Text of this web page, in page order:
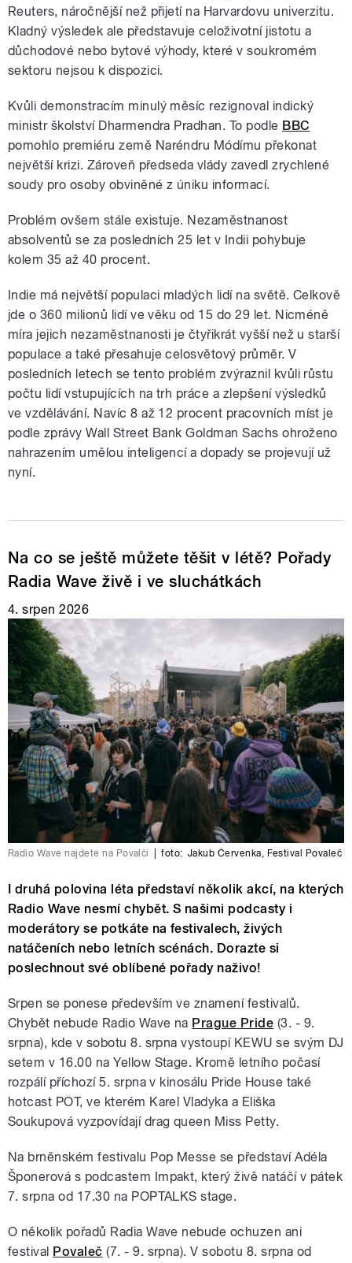
Reuters, náročnější než přijetí na Harvardovu univerzitu.
Kladný výsledek ale představuje celoživotní jistotu a
důchodové nebo bytové výhody, které v soukromém
sektoru nejsou k dispozici.
Kvůli demonstracím minulý měsíc rezignoval indický
ministr školství Dharmendra Pradhan. To podle BBC
pomohlo premiéru země Naréndru Módímu překonat
největší krizi. Zároveň předseda vlády zavedl zrychlené
soudy pro osoby obviněné z úniku informací.
Problém ovšem stále existuje. Nezaměstnanost
absolventů se za posledních 25 let v Indii pohybuje
kolem 35 až 40 procent.
Indie má největší populaci mladých lidí na světě. Celkově
jde o 360 milionů lidí ve věku od 15 do 29 let. Nicméně
míra jejich nezaměstnanosti je čtyřikrát vyšší než u starší
populace a také přesahuje celosvětový průměr. V
posledních letech se tento problém zvýraznil kvůli růstu
počtu lidí vstupujících na trh práce a zlepšení výsledků
ve vzdělávání. Navíc 8 až 12 procent pracovních míst je
podle zprávy Wall Street Bank Goldman Sachs ohroženo
nahrazením umělou inteligencí a dopady se projevují už
nyní.
Na co se ještě můžete těšit v létě? Pořady
Radia Wave živě i ve sluchátkách
4. srpen 2026
Radio Wave najdete na Povalči foto: Jakub Červenka, Festival Povaleč
I druhá polovina léta představí několik akcí, na kterých
Radio Wave nesmí chybět. S našimi podcasty i
moderátory se potkáte na festivalech, živých
natáčeních nebo letních scénách. Dorazte si
poslechnout své oblíbené pořady naživo!
Srpen se ponese především ve znamení festivalů.
Chybět nebude Radio Wave na Prague Pride (3. - 9.
srpna), kde v sobotu 8. srpna vystoupí KEWU se svým DJ
setem v 16.00 na Yellow Stage. Kromě letního počasí
rozpálí příchozí 5. srpna v kinosálu Pride House také
hotcast POT, ve kterém Karel Vladyka a Eliška
Soukupová vyzpovídají drag queen Miss Petty.
Na brněnském festivalu Pop Messe se představí Adéla
Šponerová s podcastem Impakt, který živě natáčí v pátek
7. srpna od 17.30 na POPTALKS stage.
O několik pořadů Radia Wave nebude ochuzen ani
festival Povaleč (7. - 9. srpna). V sobotu 8. srpna od